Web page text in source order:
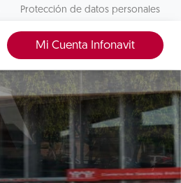
Protección de datos personales
Mi Cuenta Infonavit